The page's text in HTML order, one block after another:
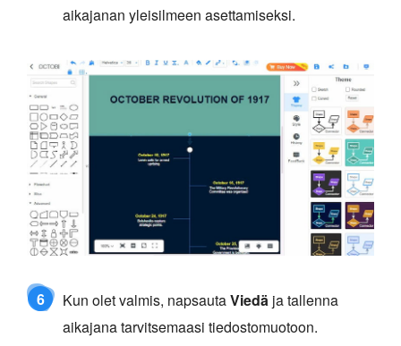
aikajanan yleisilmeen asettamiseksi.
6 Kun olet valmis, napsautaViedä ja tallenna
aikajana tarvitsemaasi tiedostomuotoon.